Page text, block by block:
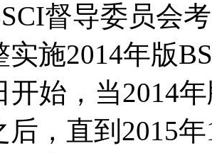
督导委员会考
实施2014年版
开始，当2014
后，直到2015